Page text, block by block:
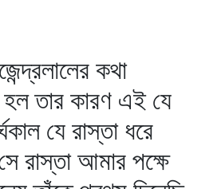
কথা
তার কারণ এই যে
যে রাস্তা ধরে
রাস্তা আমার পক্ষে